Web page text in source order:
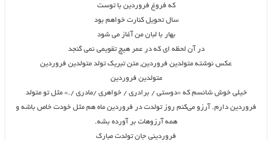
که فروغ فروردین با توست
سال تحویل کنارت خواهم بود
بهار با لبان من آغاز می شود
در آن لحظه ای که در عمر هیچ تقویمی نمی گنجد
عکس نوشته متولدین فروردین, متن تبریک تولد متولدین فروردین
متولدین فروردین
خیلی خوش شانسم که «دوستی / برادری / خواهری /مادری /.» مثل تو متولد
فروردین دارم. آرزو می‌کنم روز تولدت در فروردین ماه هم مثل خودت خاص باشه و
همه آرزوهات بر آورده بشه.
فروردینی جان تولدت مبارک